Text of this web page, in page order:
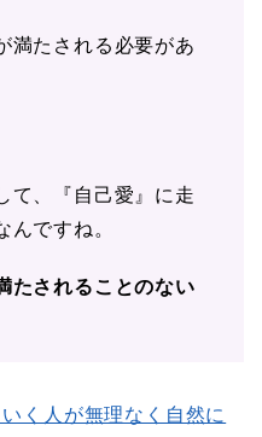
満たされる必要があ
て、『自己愛』に走
んですね。
たされることのない
く人が無理なく自然に